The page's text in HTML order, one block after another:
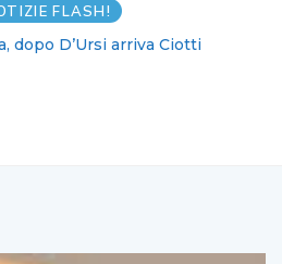
FLASH!
D’Ursi arriva Ciotti